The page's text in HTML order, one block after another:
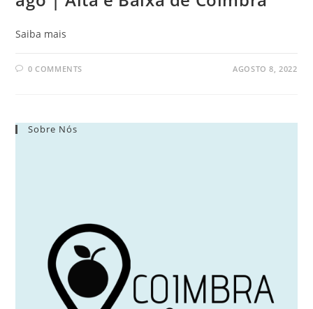
Saiba mais
0 COMMENTS AGOSTO 8, 2022
Sobre Nós